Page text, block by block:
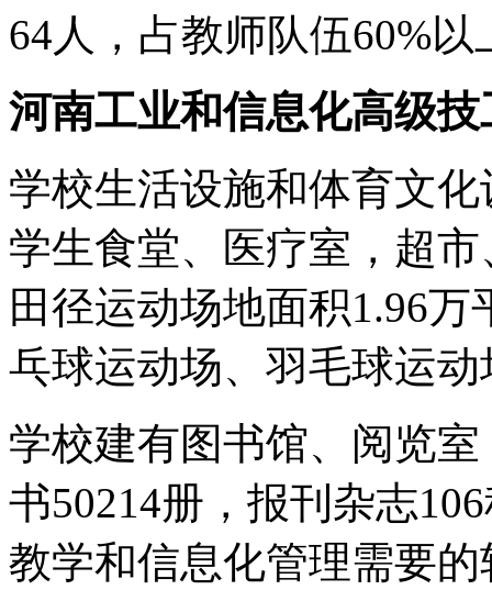
64人，占教师队伍60%以
河南工业和信息化高级
学校生活设施和体育文
学生食堂、医疗室，超
田径运动场地面积1.96
乓球运动场、羽毛球运
学校建有图书馆、阅览
书50214册，报刊杂志
教学和信息化管理需要